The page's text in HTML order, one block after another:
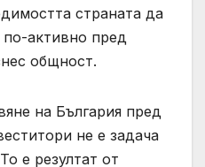
страната да
активно пред
общност.
на България пред
не е задача
е резултат от